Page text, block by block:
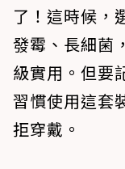
了！這時候，
發霉、長細菌
級實用。但要
習慣使用這套
拒穿戴。